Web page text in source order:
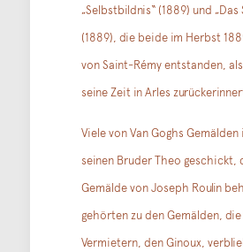
„Selbstbildnis“ (1889) und
(1889), die beide im Herbst
von Saint-Rémy entstanden,
seine Zeit in Arles
Viele von Van Goghs
seinen Bruder Theo geschickt,
Gemälde von Joseph Roulin
gehörten zu den Gemälden,
Vermietern, den Ginoux,